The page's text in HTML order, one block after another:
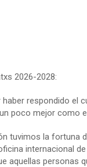
2026-2028:
respondido el
poco mejor como
tuvimos la fortuna
internacional
aquellas personas